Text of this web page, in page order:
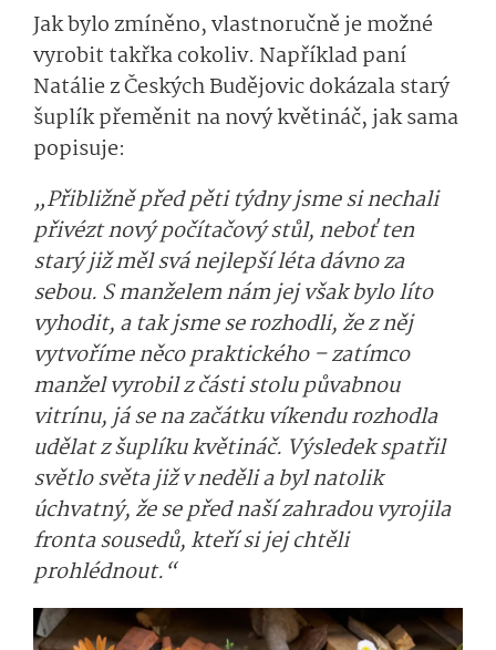
Jak bylo zmíněno, vlastnoručně je možné
vyrobit takřka cokoliv. Například paní
Natálie z Českých Budějovic dokázala starý
šuplík přeměnit na nový květináč, jak sama
popisuje:
„Přibližně před pěti týdny jsme si nechali
přivézt nový počítačový stůl, neboť ten
starý již měl svá nejlepší léta dávno za
sebou. S manželem nám jej však bylo líto
vyhodit, a tak jsme se rozhodli, že z něj
vytvoříme něco praktického – zatímco
manžel vyrobil z části stolu půvabnou
vitrínu, já se na začátku víkendu rozhodla
udělat z šuplíku květináč. Výsledek spatřil
světlo světa již v neděli a byl natolik
úchvatný, že se před naší zahradou vyrojila
fronta sousedů, kteří si jej chtěli
prohlédnout.“